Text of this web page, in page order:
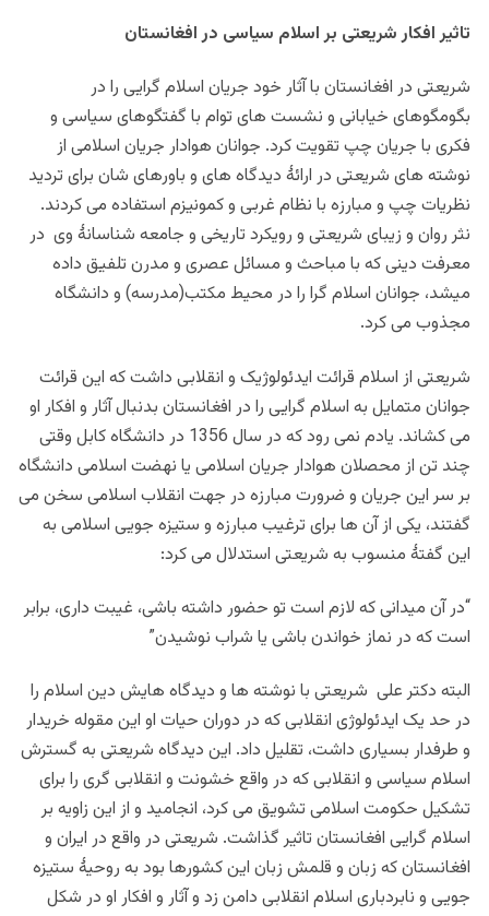
تاثیر افکار شریعتی بر اسلام سیاسی در افغانستان
شریعتی در افغانستان با آثار خود جریان اسلام گرایی را در
بگومگوهای خیابانی و نشست های توام با گفتگوهای سیاسی و
فکری با جریان چپ تقویت کرد. جوانان هوادار جریان اسلامی از
نوشته های شریعتی در ارائۀ دیدگاه های و باورهای شان برای تردید
نظریات چپ و مبارزه با نظام غربی و کمونیزم استفاده می کردند.
نثر روان و زیبای شریعتی و رویکرد تاریخی و جامعه شناسانۀ وی در
معرفت دینی که با مباحث و مسائل عصری و مدرن تلفیق داده
میشد، جوانان اسلام گرا را در محیط مکتب(مدرسه) و دانشگاه
مجذوب می کرد.
شریعتی از اسلام قرائت ایدئولوژیک و انقلابی داشت که این قرائت
جوانان متمایل به اسلام گرایی را در افغانستان بدنبال آثار و افکار او
می کشاند. یادم نمی رود که در سال 1356 در دانشگاه کابل وقتی
چند تن از محصلان هوادار جریان اسلامی یا نهضت اسلامی دانشگاه
بر سر این جریان و ضرورت مبارزه در جهت انقلاب اسلامی سخن می
گفتند، یکی از آن ها برای ترغیب مبارزه و ستیزه جویی اسلامی به
این گفتۀ منسوب به شریعتی استدلال می کرد:
“در آن میدانی که لازم است تو حضور داشته باشی، غیبت داری، برابر
است که در نماز خواندن باشی یا شراب نوشیدن”
البته دکتر علی شریعتی با نوشته ها و دیدگاه هایش دین اسلام را
در حد یک ایدئولوژی انقلابی که در دوران حیات او این مقوله خریدار
و طرفدار بسیاری داشت، تقلیل داد. این دیدگاه شریعتی به گسترش
اسلام سیاسی و انقلابی که در واقع خشونت و انقلابی گری را برای
تشکیل حکومت اسلامی تشویق می کرد، انجامید و از این زاویه بر
اسلام گرایی افغانستان تاثیر گذاشت. شریعتی در واقع در ایران و
افغانستان که زبان و قلمش زبان این کشورها بود به روحیۀ ستیزه
جویی و نابردباری اسلام انقلابی دامن زد و آثار و افکار او در شکل